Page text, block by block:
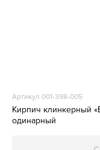
Артикул 001-398-005
Кирпич клинкерный
одинарный